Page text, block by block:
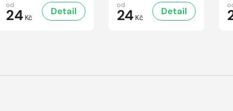
od
24 Kč
Detail
od
24 Kč
Detail